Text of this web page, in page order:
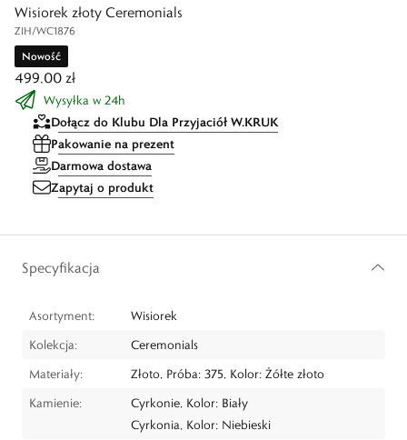
Wisiorek złoty Ceremonials
ZIH/WC1876
Nowość
499,00 zł
Wysyłka w 24h
Dołącz do Klubu Dla Przyjaciół W.KRUK
Pakowanie na prezent
Darmowa dostawa
Zapytaj o produkt
Specyfikacja
Asortyment:
Wisiorek
Kolekcja:
Ceremonials
Materiały:
Złoto, Próba: 375, Kolor: Żółte złoto
Kamienie:
Cyrkonie, Kolor: Biały
Cyrkonia, Kolor: Niebieski